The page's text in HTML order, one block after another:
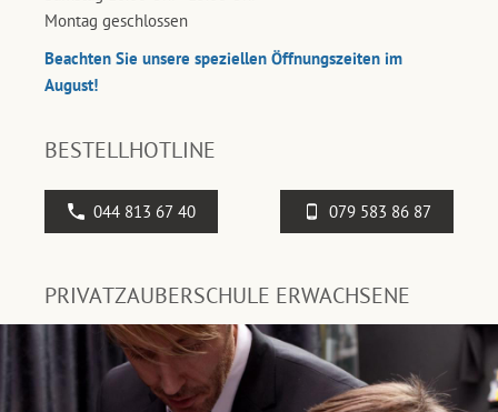
Montag geschlossen
Beachten Sie unsere speziellen Öffnungszeiten im
August!
BESTELLHOTLINE
044 813 67 40 079 583 86 87
PRIVATZAUBERSCHULE ERWACHSENE